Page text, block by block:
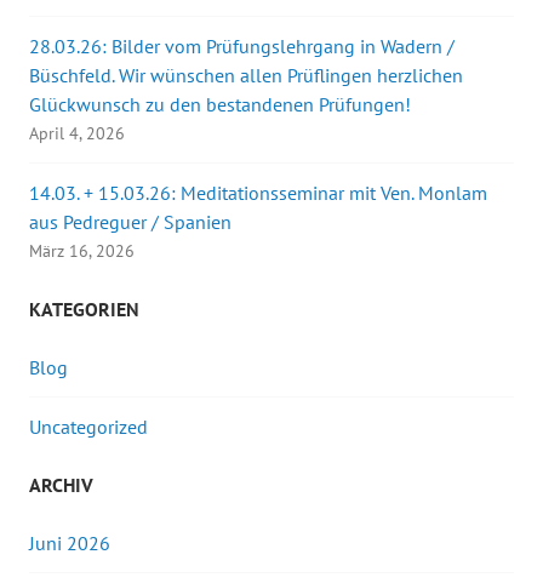
28.03.26: Bilder vom Prüfungslehrgang in Wadern /
Büschfeld. Wir wünschen allen Prüflingen herzlichen
Glückwunsch zu den bestandenen Prüfungen!
April 4, 2026
14.03. + 15.03.26: Meditationsseminar mit Ven. Monlam
aus Pedreguer / Spanien
März 16, 2026
KATEGORIEN
Blog
Uncategorized
ARCHIV
Juni 2026